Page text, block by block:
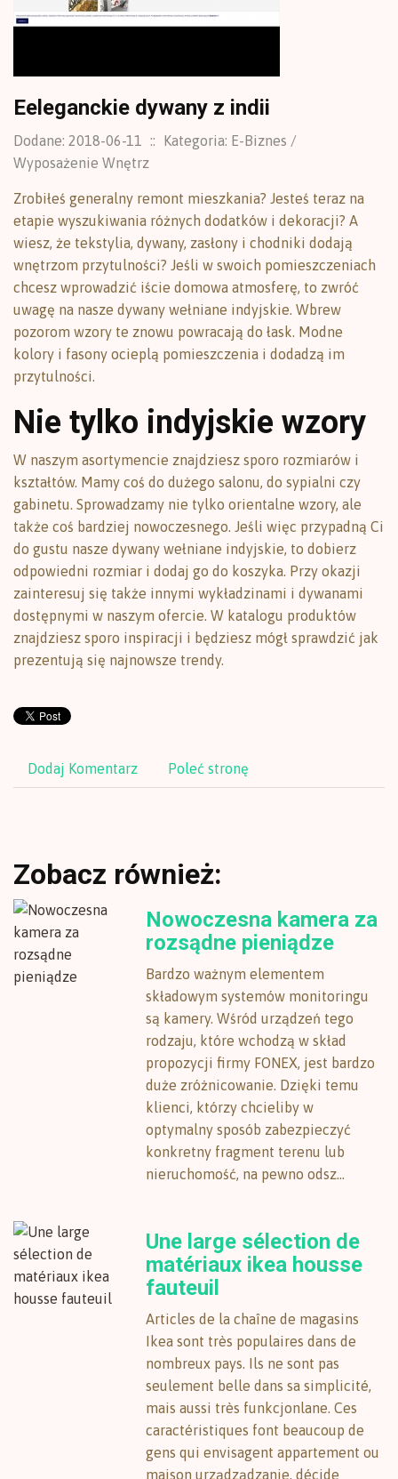
Eeleganckie dywany z indii
Dodane: 2018-06-11 ::
Kategoria: E-Biznes /
Wyposażenie Wnętrz
Zrobiłeś generalny remont mieszkania? Jesteś teraz na
etapie wyszukiwania różnych dodatków i dekoracji? A
wiesz, że tekstylia, dywany, zasłony i chodniki dodają
wnętrzom przytulności? Jeśli w swoich pomieszczeniach
chcesz wprowadzić iście domowa atmosferę, to zwróć
uwagę na nasze dywany wełniane indyjskie. Wbrew
pozorom wzory te znowu powracają do łask. Modne
kolory i fasony ocieplą pomieszczenia i dodadzą im
przytulności.
Nie tylko indyjskie wzory
W naszym asortymencie znajdziesz sporo rozmiarów i
kształtów. Mamy coś do dużego salonu, do sypialni czy
gabinetu. Sprowadzamy nie tylko orientalne wzory, ale
także coś bardziej nowoczesnego. Jeśli więc przypadną Ci
do gustu nasze dywany wełniane indyjskie, to dobierz
odpowiedni rozmiar i dodaj go do koszyka. Przy okazji
zainteresuj się także innymi wykładzinami i dywanami
dostępnymi w naszym ofercie. W katalogu produktów
znajdziesz sporo inspiracji i będziesz mógł sprawdzić jak
prezentują się najnowsze trendy.
Dodaj Komentarz Poleć stronę
Zobacz również:
Nowoczesna kamera za
rozsądne pieniądze
Bardzo ważnym elementem
składowym systemów monitoringu
są kamery. Wśród urządzeń tego
rodzaju, które wchodzą w skład
propozycji firmy FONEX, jest bardzo
duże zróżnicowanie. Dzięki temu
klienci, którzy chcieliby w
optymalny sposób zabezpieczyć
konkretny fragment terenu lub
nieruchomość, na pewno odsz...
Une large sélection de
matériaux ikea housse
fauteuil
Articles de la chaîne de magasins
Ikea sont très populaires dans de
nombreux pays. Ils ne sont pas
seulement belle dans sa simplicité,
mais aussi très funkcjonlane. Ces
caractéristiques font beaucoup de
gens qui envisagent appartement ou
maison urządządzanie, décide